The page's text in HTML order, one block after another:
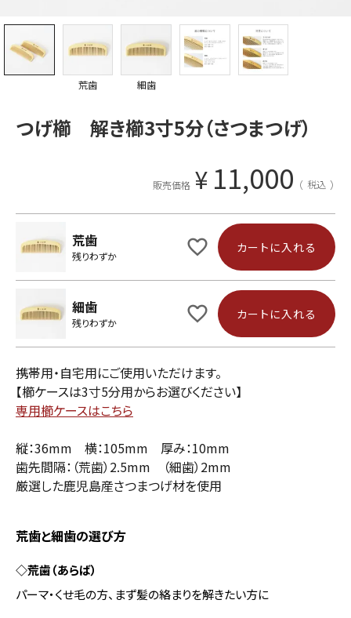
荒歯 細歯
つげ櫛 解き櫛3寸5分（さつまつげ）
販売価格 ¥ 11,000 税込
荒歯
残りわずか
カートに入れる
細歯
残りわずか
カートに入れる
携帯用・自宅用にご使用いただけます。
【櫛ケースは3寸5分用からお選びください】
専用櫛ケースはこちら
縦：36mm 横：105mm 厚み：10mm
歯先間隔：（荒歯）2.5mm （細歯）2mm
厳選した鹿児島産さつまつげ材を使用
荒歯と細歯の選び方
◇荒歯（あらば）
パーマ・くせ毛の方、まず髪の絡まりを解きたい方に